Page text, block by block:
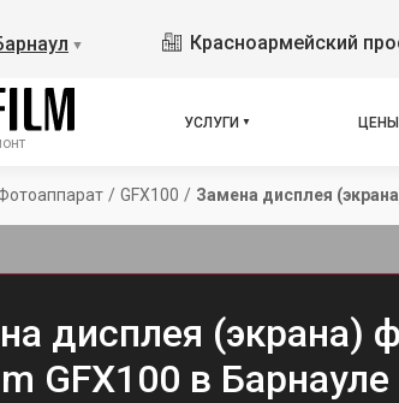
▼ Красноармейский
УСЛУГИ ЦЕНЫ
/ GFX100 / Замена дисплея
дисплея (экрана)
GFX100 в Барнауле